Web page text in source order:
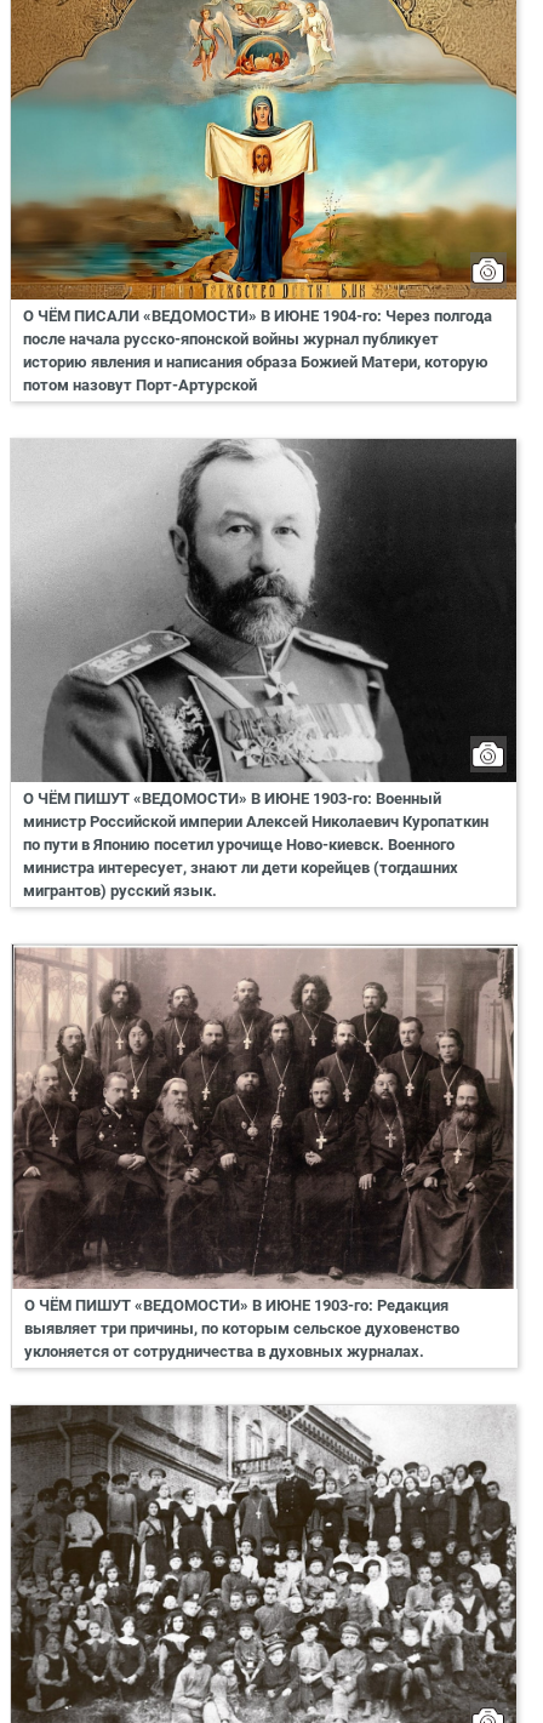
О ЧЁМ ПИСАЛИ «ВЕДОМОСТИ» В ИЮНЕ 1904-го: Через полгода
после начала русско-японской войны журнал публикует
историю явления и написания образа Божией Матери, которую
потом назовут Порт-Артурской
О ЧЁМ ПИШУТ «ВЕДОМОСТИ» В ИЮНЕ 1903-го: Военный
министр Российской империи Алексей Николаевич Куропаткин
по пути в Японию посетил урочище Ново-киевск. Военного
министра интересует, знают ли дети корейцев (тогдашних
мигрантов) русский язык.
О ЧЁМ ПИШУТ «ВЕДОМОСТИ» В ИЮНЕ 1903-го: Редакция
выявляет три причины, по которым сельское духовенство
уклоняется от сотрудничества в духовных журналах.